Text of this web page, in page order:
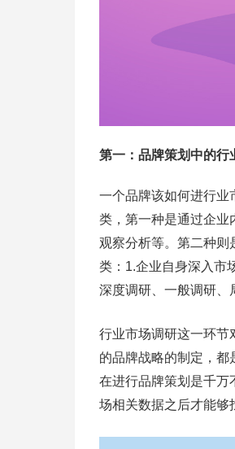
第一：品牌策划中的行
一个品牌该如何进行业
类，第一种是通过企业
观察分析等。第二种则
类：1.企业自身深入市
深度调研、一般调研、
行业市场调研这一环节
的品牌战略的制定，都
在进行品牌策划是千万
场相关数据之后才能够